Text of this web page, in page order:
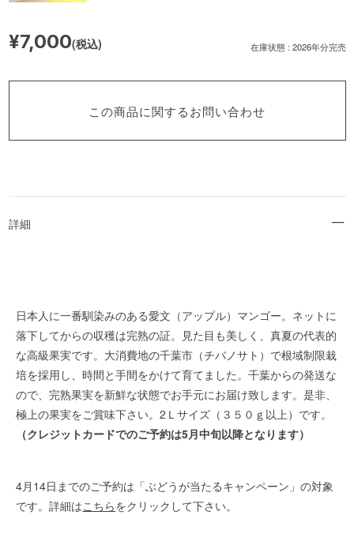
在庫状態 : 2026年分完売
¥7,000(税込)
この商品に関するお問い合わせ
詳細
日本人に一番馴染みのある愛文（アップル）マンゴー。ネットに
落下してからの収穫は完熟の証。見た目も美しく、真夏の代表的
な高級果実です。大消費地の千葉市（チバノサト）で根域制限栽
培を採用し、時間と手間をかけて育てました。千葉からの発送な
ので、完熟果実を新鮮な状態でお手元にお届け致します。是非、
極上の果実をご賞味下さい。2Ｌサイズ（３５０ｇ以上）です。
（クレジットカードでのご予約は5月中旬以降となります）
4月14日までのご予約は「ぶどうが当たるキャンペーン」の対象
です。詳細はこちらをクリックして下さい。